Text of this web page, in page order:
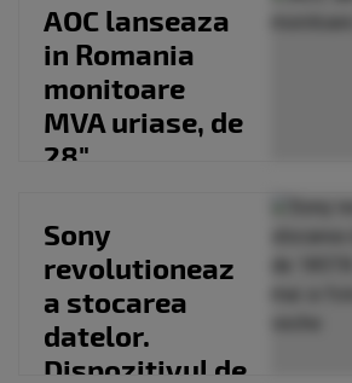
AOC lanseaza
in Romania
monitoare
MVA uriase, de
28"
Sony
revolutioneaz
a stocarea
datelor.
Dispozitivul de